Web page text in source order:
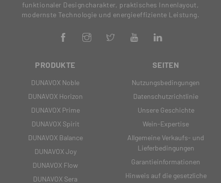
funktionaler Designcharakter, praktisches Innenlayout,
modernste Technologie und energieeffiziente Leistung.
PRODUKTE
DUNAVOX Noble
DUNAVOX Horizon
DUNAVOX Prime
DUNAVOX Spirit
DUNAVOX Balance
DUNAVOX Joy
DUNAVOX Flow
DUNAVOX Sera
SEITEN
Nutzungsbedingungen
Datenschutzrichtlinie
Unsere Geschichte
Wein-Expertise
Allgemeine Verkaufs- und
Lieferbedingungen
Garantieinformationen
Hinweis auf die gesetzliche